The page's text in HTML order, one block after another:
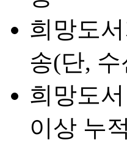
희망도
송(단,
희망도
이상 누